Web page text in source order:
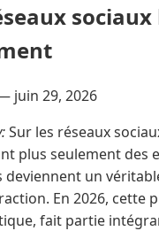
juin 29, 2026
Sur les réseaux
plus seulement des
deviennent un
En 2026, cette
fait partie